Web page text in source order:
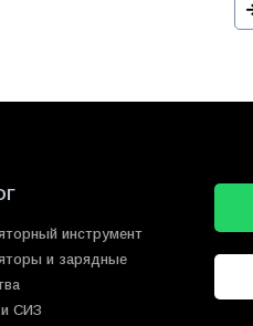
инструмент
и зарядные
СИЗ